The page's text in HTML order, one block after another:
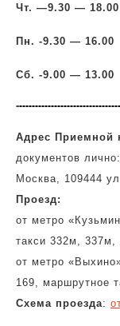
Чт. —9.30 — 18.00
Пн. -9.30 — 16.00
Сб. -9.00 — 13.00
Адрес Приемной
документов лично:
Москва, 109444
Проезд:
от метро
такси 332м,
от метро
169, маршрутное
Схема проезда: